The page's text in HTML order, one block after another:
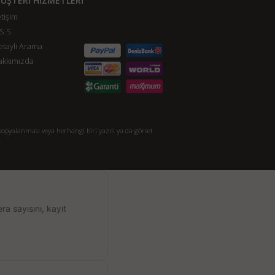
Arama
veya herhangi biri yazılı ya da görsel
kayıt